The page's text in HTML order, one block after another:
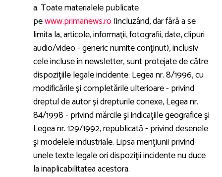
a. Toate materialele publicate
pewww.primanews.ro(incluzând, dar fără a se
limita la, articole, informaţii, fotografii, date, clipuri
audio/video - generic numite conţinut), inclusiv
cele incluse in newsletter, sunt protejate de către
dispoziţiile legale incidente: Legea nr. 8/1996, cu
modificările şi completările ulterioare - privind
dreptul de autor şi drepturile conexe, Legea nr.
84/1998 - privind mărcile şi indicaţiile geografice şi
Legea nr. 129/1992, republicată - privind desenele
şi modelele industriale. Lipsa menţiunii privind
unele texte legale ori dispoziţii incidente nu duce
la inaplicabilitatea acestora.